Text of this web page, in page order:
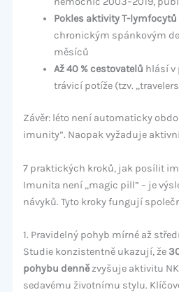
Pokles aktivity T-lymfocytů
chronickým spánkovým
měsíců
Až 40 % cestovatelů hlásí v
trávicí potíže (tzv.
Závěr: léto není automaticky
imunity”. Naopak vyžaduje
7 praktických kroků, jak posílit
Imunita není „magic pill” – je
návyků. Tyto kroky fungují
1. Pravidelný pohyb mírné až
Studie konzistentně ukazují, že
pohybu dennězvyšuje aktivitu
sedavému životnímu stylu.